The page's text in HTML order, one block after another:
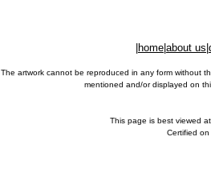
home about us
The artwork cannot be reproduced in any form without
mentioned and/or displayed on
This page is best viewed
Certified on